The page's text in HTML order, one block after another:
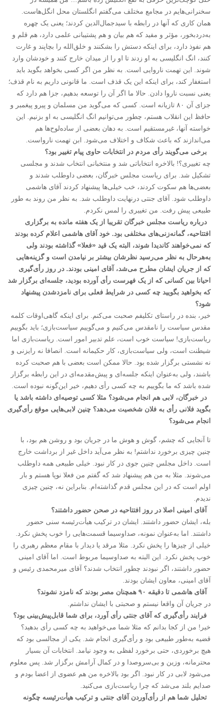
سخنرانی‌هایم در مجامع مختلف می‌گفتم انگلستان محل انگل‌هاست.
همان کاری که آنها در رابطه با سیدجمال‌الدین کردند؛ یعنی یک چهره
به‌درد‌بخور، مؤثر و مفید که هم بیان و هم پشتیبانی علمی دارد، هم قلم و
هم نفوذ دارد، برای اینکه دستش را بشکنند و خلق‌الله را بچاپند و غارت
کنند، انگ انگلیسی به او زدند تا او را از میدان خارج کنند و خودشان وارد
شوند. این تهمت ناروایی است. به نظر من اگر کسی بخواهد بگوید باید
استغفار کند، برای اینکه این یک قذف است. ما قانونی داریم به نام قذف؛
یعنی نسبت ناروا دادن. حالا ما اگر آن را توسعه بدهیم، جزا هم دارد که
جزای آن ۸۰ تازیانه است. کسی که می‌گوید من مسلمان و پیرو پیغمبر و
حافظ این انقلاب هستم، چطور می‌توانیم انگ انگلیسی به او بزنیم. این
خواسته آنها، غیرمستقیم است. به دهان بعضی از ساده‌لوح‌ها هم
می‌اندازند که باعث شکاف و اختلاف می‌شود. ابن تهمت نارواست.
برخی می‌گویند رأی مردم در انتخابات حاوی پیام تغییر بود؟
چه تغییری؟! بالاخره انتخاباتی شد و منتخبانی انتخاب شدند و مجلسی
تشکیل شد. برای ریاست مجلس خبرگان، بعضی داوطلب ‌شدند و
بعضی‌ها هم سکوت ‌کردند، خب خیلی‌ها پیشنهاد کردند آقای هاشمی
داوطلب شود. آقای جنتی درنهایت داوطلب شد. به نظر من روند به طور
طبیعی پیش رفت. من تغییری را لمس نکردم.
درباره ریاست مجلس خبرگان تقریبا از یک هفته مانده به برگزاری
افتتاحیه، گمانه‌زنی‌های مختلفی بود. خود آقای هاشمی اعلام کرده بودند
که نمی‌خواهند کاندیدا شوند، البته یک قید «فعلا» گذاشته بودند ولی
به‌هرحال به نظر می‌رسید نظرشان بیشتر بر نیامدن است و گزینه‌هایی
که از جریان ایشان مطرح می‌شد، آقای امینی بودند. در روز رأی‌گیری
احیانا بین کسانی که از یک فهرست رأی آورده بودید، جلسه‌ای برگزار شد
که بخواهید بگویید چه کسی در شرایط فعلی برای نامزدشدن پیشنهاد
شود؟
خیر، بنده در راستای تکلیفم صحبت می‌کنم. برای اینکه گاهی‌اوقات کلمه
مقدس سیاست را نامقدس می‌کنیم و می‌گوییم سیاست‌بازی؛ باید بگوییم
ریاست‌بازی! سیاست خوب است، علم تدبیر امور است. ریاست‌بازی اما
شیطنت است، ولی سیاست‌بازی، کار حکیمانه است. انصافا نه رایزنی و
نه نشستی برگزار شده بود. حالا ممکن است بعضی با هم صحبت کرده
باشند، ولی به‌عنوان اینکه جلسه‌ای و پیش‌مقدمه‌ای در این رابطه برگزار
شده باشد که ما بگوییم به چه کسی رأی دهیم، خیر این‌گونه نبوده است.
در خبرگان، لابی هم انجام می‌شود؟ مثلا کسی توصیه‌ای داشته باشد یا
بگوید فلانی رأی به فلان شخصیت می‌دهد؟ چنین لابی‌هایی موقع رأی‌گیری
انجام می‌شود؟
تا آنجایی که چشم، گوش و هوش ما در جریان بود و روشن هم بود، با
چنین چیزی برخورد نداشتم! به نظر می‌آید داخل غیر از برداشت خارج
است. داخل مجلس چنین جوی در کار نبود. خیلی طبیعی همه داوطلب
می‌شوند. مثلا به من هم پیشنهاد شد که گفتم من فعلا نوپا هستم و بار
اولم است که در این مجلس قدم گذاشته‌ام. بنابراین نه، چنین چیزی
ندیدم.
آقای امینی اصلا در روز افتتاحیه در صحن حضور داشتند؟
بله، ایشان حضور داشتند. ایشان در ترکیب هیأت‌رئیسه سنی حضور
داشتند. اما به‌عنوان نمونه، صداوسیما قسمت‌هایی را خوب پخش نکرد.
خیلی از چیزها را پخش نکرد. مثلا مرقد یا دیدار با مقام معظم رهبری را
خوب پخش نکرد. این البته به صداوسیما مربوط است. اما آقای امینی
حضور داشتند، اگر نبودند چطور انتخاب شدند؟ آقای میرمحمدی رئیس و
آقای امینی، معاون ایشان بودند.
آقای هاشمی تا دقیقه ۹۰ همچنان مصر بودند که نامزد نشوند؟
در جریان آن واقعا نیستم و صحبتی با ایشان نداشتم.
فرایند رأی‌گیری که آقای جنتی رأی آورد، برای شما قابل‌پیش‌بینی بود؟
خیر! من از کجا بدانم که مثلا شما می‌خواهید به چه کسی رأی بدهید؟
قضیه به‌طور طبیعی بود و رأی‌گیری انجام شد. یکی از مجالسی بود که
هیچ برخوردی، حتی برخورد لفظی به وجود نیامد. انتخابات آن بسیار
محترمانه، وزین و بی‌سروصدا و در کمال آرامش برگزار شد. پس معلوم
می‌شود لابی در کار نبود. اگر بود بالاخره من هم عضوی از اعضا بودم و
صدایم بلند می‌شد که چرا ریاست‌بازی می‌کنید.
تحلیل شما هم از رأی‌آوردن آقای جنتی و ترکیب هیأت‌رئیسه چگونه